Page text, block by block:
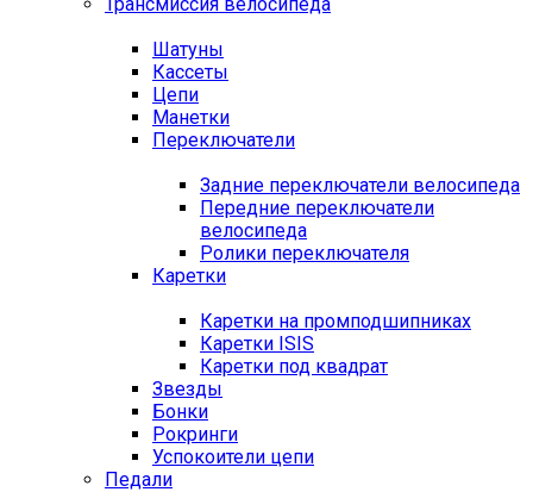
Шатуны
Кассеты
Цепи
Манетки
Переключатели
Задние переключатели велосипеда
Передние переключатели
велосипеда
Ролики переключателя
Каретки
Каретки на промподшипниках
Каретки ISIS
Каретки под квадрат
Звезды
Бонки
Рокринги
Успокоители цепи
Педали